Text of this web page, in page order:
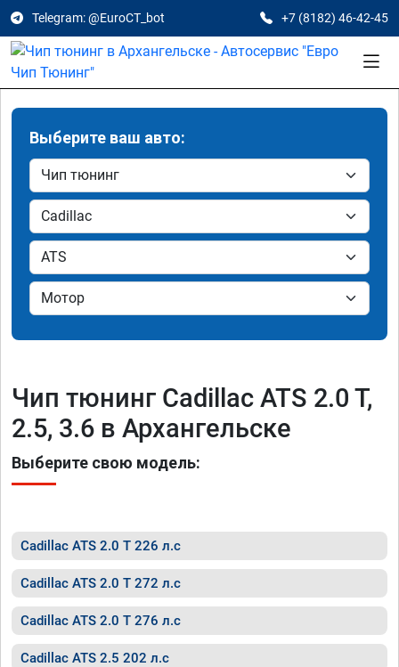
Telegram: @EuroCT_bot +7 (8182) 46-42-45
Выберите ваш авто:
Чип тюнинг Cadillac ATS 2.0 T,
2.5, 3.6 в Архангельске
Выберите свою модель:
Cadillac ATS 2.0 T 226 л.с
Cadillac ATS 2.0 T 272 л.с
Cadillac ATS 2.0 T 276 л.с
Cadillac ATS 2.5 202 л.с